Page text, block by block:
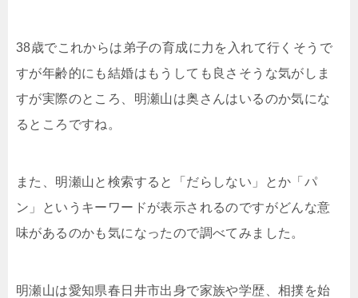
38歳でこれからは弟子の育成に力を入れて行くそうで
すが年齢的にも結婚はもうしても良さそうな気がしま
すが実際のところ、明瀬山は奥さんはいるのか気にな
るところですね。
また、明瀬山と検索すると「だらしない」とか「パ
ン」というキーワードが表示されるのですがどんな意
味があるのかも気になったので調べてみました。
明瀬山は愛知県春日井市出身で家族や学歴、相撲を始